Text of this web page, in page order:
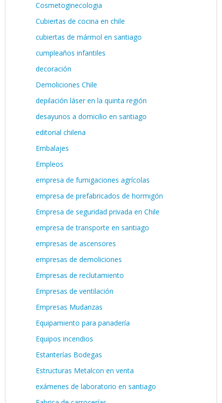
Cosmetoginecologia
Cubiertas de cocina en chile
cubiertas de mármol en santiago
cumpleaños infantiles
decoración
Demoliciones Chile
depilación láser en la quinta región
desayunos a domicilio en santiago
editorial chilena
Embalajes
Empleos
empresa de fumigaciones agrícolas
empresa de prefabricados de hormigón
Empresa de seguridad privada en Chile
empresa de transporte en santiago
empresas de ascensores
empresas de demoliciones
Empresas de reclutamiento
Empresas de ventilación
Empresas Mudanzas
Equipamiento para panadería
Equipos incendios
Estanterías Bodegas
Estructuras Metalcon en venta
exámenes de laboratorio en santiago